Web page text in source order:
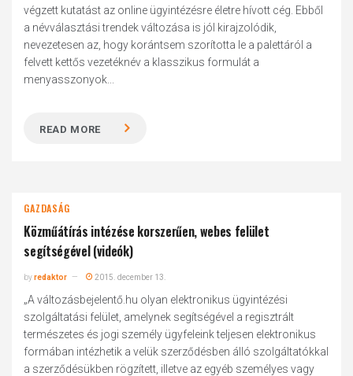
végzett kutatást az online ügyintézésre életre hívott cég. Ebből
a névválasztási trendek változása is jól kirajzolódik,
nevezetesen az, hogy korántsem szorította le a palettáról a
felvett kettős vezetéknév a klasszikus formulát a
menyasszonyok...
READ MORE
GAZDASÁG
Közműátírás intézése korszerűen, webes felület
segítségével (videók)
byredaktor 2015. december 13.
„A változásbejelentő.hu olyan elektronikus ügyintézési
szolgáltatási felület, amelynek segítségével a regisztrált
természetes és jogi személy ügyfeleink teljesen elektronikus
formában intézhetik a velük szerződésben álló szolgáltatókkal
a szerződésükben rögzített, illetve az egyéb személyes vagy